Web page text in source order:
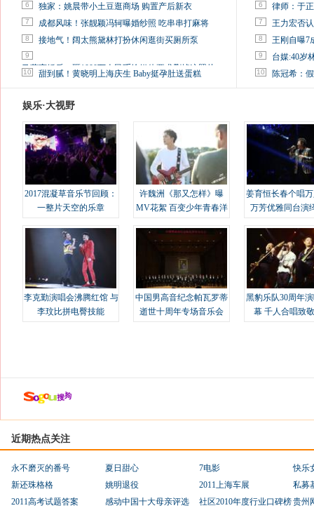
6 独家：姚晨带小土豆逛商场 购置产后新衣
7 成都风味！张靓颖冯轲曝婚纱照 吃串串打麻将
8 接地气！阔太熊黛林打扮休闲逛街买厕所泵
9
马蓉离婚后，砸1000万人民币给媒体要求删掉这照片
10 甜到腻！黄晓明上海庆生 Baby挺孕肚送蛋糕
6 律师：于
7 王力宏否
8 王刚自曝7
9 台媒:40岁
10 陈冠希：
娱乐·大视野
2017混凝草音乐节回顾：
一整片天空的乐章
许魏洲《那又怎样》曝
MV花絮 百变少年青春洋
姜育恒长春个唱
万芳优雅同台演
李克勤演唱会沸腾红馆 与
李玟比拼电臀技能
中国男高音纪念帕瓦罗蒂
逝世十周年专场音乐会
黑豹乐队30周年
幕 千人合唱致
近期热点关注
永不磨灭的番号 夏日甜心 7电影
快乐
新还珠格格
姚明退役 2011上海车展
私募
2011高考试题答案
感动中国十大母亲评选 社区2010年度行业口碑榜贵州